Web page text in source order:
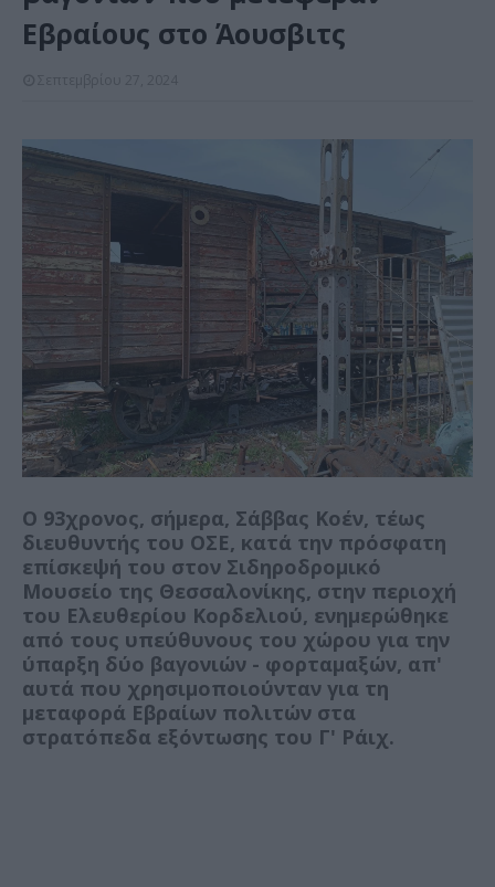
Εβραίους στο Άουσβιτς
Ο 93χρονος, σήμερα, Σάββας Κοέν, τέως
διευθυντής του ΟΣΕ, κατά την πρόσφατη
επίσκεψή του στον Σιδηροδρομικό
Μουσείο της Θεσσαλονίκης, στην περιοχή
του Ελευθερίου Κορδελιού, ενημερώθηκε
από τους υπεύθυνους του χώρου για την
ύπαρξη δύο βαγονιών - φορταμαξών, απ'
αυτά που χρησιμοποιούνταν για τη
μεταφορά Εβραίων πολιτών στα
στρατόπεδα εξόντωσης του Γ' Ράιχ.